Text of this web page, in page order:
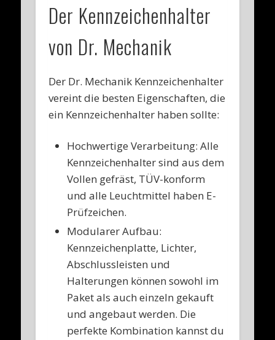
Der Kennzeichenhalter
von Dr. Mechanik
Der Dr. Mechanik Kennzeichenhalter
vereint die besten Eigenschaften, die
ein Kennzeichenhalter haben sollte:
Hochwertige Verarbeitung: Alle
Kennzeichenhalter sind aus dem
Vollen gefräst, TÜV-konform
und alle Leuchtmittel haben E-
Prüfzeichen.
Modularer Aufbau:
Kennzeichenplatte, Lichter,
Abschlussleisten und
Halterungen können sowohl im
Paket als auch einzeln gekauft
und angebaut werden. Die
perfekte Kombination kannst du